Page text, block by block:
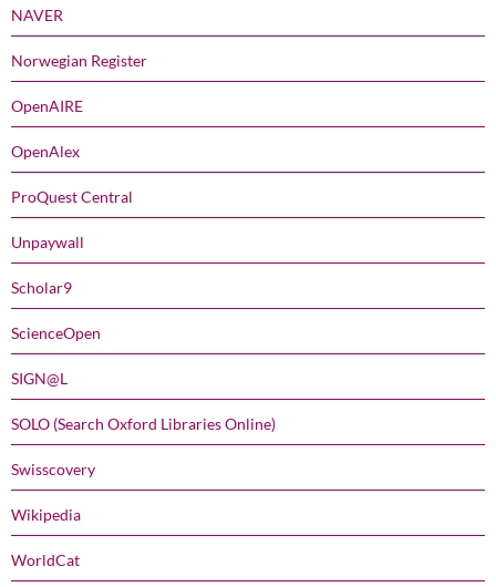
NAVER
Norwegian Register
OpenAIRE
OpenAlex
ProQuest Central
Unpaywall
Scholar9
ScienceOpen
SIGN@L
SOLO (Search Oxford Libraries Online)
Swisscovery
Wikipedia
WorldCat